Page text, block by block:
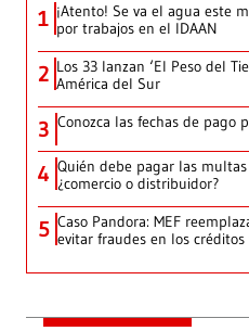
1 ¡Atento! Se va el agua este
por trabajos en el IDAAN
2 Los 33 lanzan ‘El Peso del
América del Sur
3 Conozca las fechas de pago
4 Quién debe pagar las
¿comercio o distribuidor?
5 Caso Pandora: MEF
evitar fraudes en los créditos